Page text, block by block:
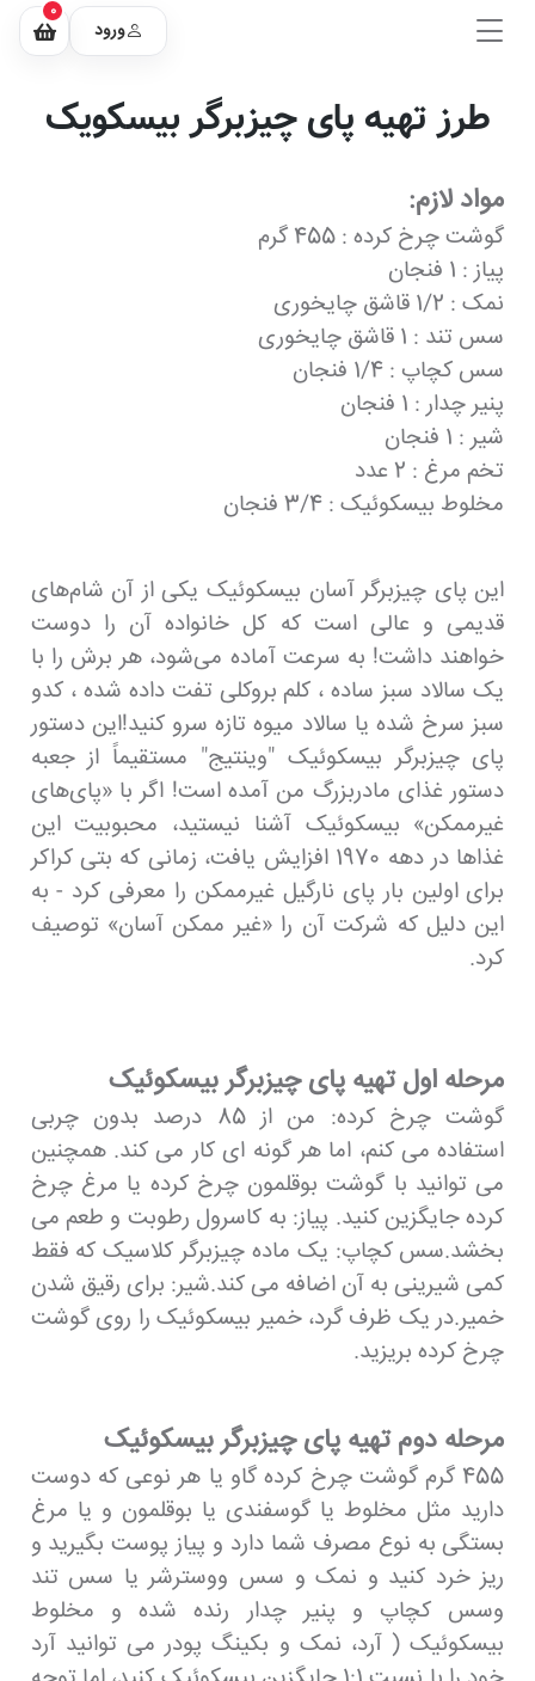
ورود
0
طرز تهیه پای چیزبرگر بیسکویک
مواد لازم:
گوشت چرخ کرده : 455 گرم
پیاز : 1 فنجان
نمک : 1/2 قاشق چایخوری
سس تند : 1 قاشق چایخوری
سس کچاپ : 1/4 فنجان
پنیر چدار : 1 فنجان
شیر : 1 فنجان
تخم مرغ : 2 عدد
مخلوط بیسکوئیک : 3/4 فنجان
این پای چیزبرگر آسان بیسکوئیک یکی از آن شام‌های
قدیمی و عالی است که کل خانواده آن را دوست
خواهند داشت! به سرعت آماده می‌شود، هر برش را با
یک سالاد سبز ساده ، کلم بروکلی تفت داده شده ، کدو
سبز سرخ شده یا سالاد میوه تازه سرو کنید!این دستور
پای چیزبرگر بیسکوئیک "وینتیج" مستقیماً از جعبه
دستور غذای مادربزرگ من آمده است! اگر با «پای‌های
غیرممکن» بیسکوئیک آشنا نیستید، محبوبیت این
غذاها در دهه 1970 افزایش یافت، زمانی که بتی کراکر
برای اولین بار پای نارگیل غیرممکن را معرفی کرد - به
این دلیل که شرکت آن را «غیر ممکن آسان» توصیف
کرد.
مرحله اول تهیه پای چیزبرگر بیسکوئیک
گوشت چرخ کرده: من از 85 درصد بدون چربی
استفاده می کنم، اما هر گونه ای کار می کند. همچنین
می توانید با گوشت بوقلمون چرخ کرده یا مرغ چرخ
کرده جایگزین کنید. پیاز: به کاسرول رطوبت و طعم می
بخشد.سس کچاپ: یک ماده چیزبرگر کلاسیک که فقط
کمی شیرینی به آن اضافه می کند.شیر: برای رقیق شدن
خمیر.در یک ظرف گرد، خمیر بیسکوئیک را روی گوشت
چرخ کرده بریزید.
مرحله دوم تهیه پای چیزبرگر بیسکوئیک
455 گرم گوشت چرخ کرده گاو یا هر نوعی که دوست
دارید مثل مخلوط یا گوسفندی یا بوقلمون و یا مرغ
بستگی به نوع مصرف شما دارد و پیاز پوست بگیرید و
ریز خرد کنید و نمک و سس ووسترشر یا سس تند
وسس کچاپ و پنیر چدار رنده شده و مخلوط
بیسکوئیک ( آرد، نمک و بکینگ پودر می توانید آرد